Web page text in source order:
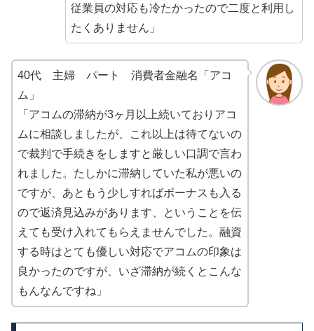
従業員の対応も冷たかったので二度と利用し
たくありません」
40代 主婦 パート 消費者金融名「アコ
ム」
「アコムの滞納が3ヶ月以上続いておりアコ
ムに相談しましたが、これ以上は待てないの
で裁判で手続きをしますと厳しい口調で言わ
れました。たしかに滞納していた私が悪いの
ですが、あともう少しすればボーナスも入る
ので返済見込みがあります、ということを伝
えても受け入れてもらえませんでした。融資
する時はとても優しい対応でアコムの印象は
良かったのですが、いざ滞納が続くとこんな
もんなんですね」